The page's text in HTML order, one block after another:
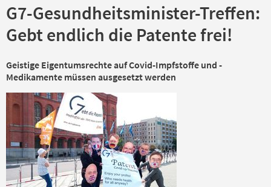
G7-Gesundheitsminister-Treffen:
Gebt endlich die Patente frei!
Geistige Eigentumsrechte auf Covid-Impfstoffe und -
Medikamente müssen ausgesetzt werden